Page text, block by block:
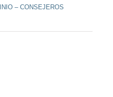
– CONSEJEROS